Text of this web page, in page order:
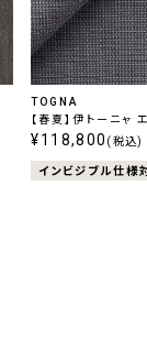
TOGNA
【春夏】伊トーニャ
ート ストレッチ グ
¥118,800 (税込)
インビジブル仕様